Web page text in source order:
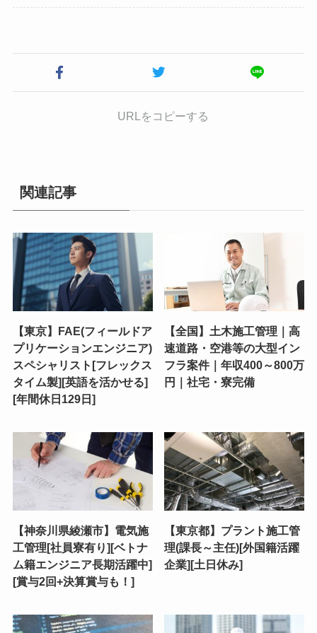
URLをコピーする
関連記事
【東京】FAE(フィールドア
プリケーションエンジニア)
スペシャリスト[フレックス
タイム製][英語を活かせる]
[年間休日129日]
【全国】土木施工管理｜高
速道路・空港等の大型イン
フラ案件｜年収400～800万
円｜社宅・寮完備
【神奈川県綾瀬市】電気施
工管理[社員寮有り][ベトナ
ム籍エンジニア長期活躍中]
[賞与2回+決算賞与も！]
【東京都】プラント施工管
理(課長～主任)[外国籍活躍
企業][土日休み]